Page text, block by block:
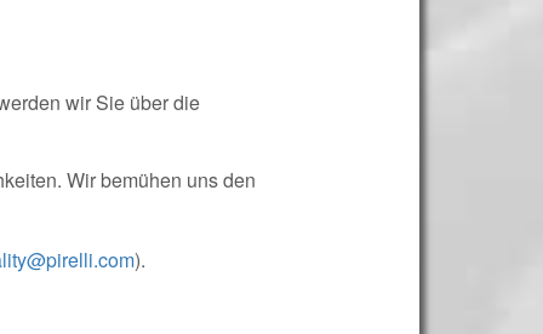
wir Sie über die
Wir bemühen uns den
).